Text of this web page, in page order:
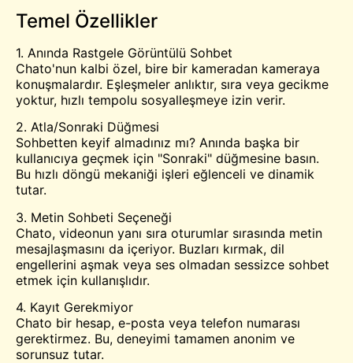
Temel Özellikler
1. Anında Rastgele Görüntülü Sohbet
Chato'nun kalbi özel, bire bir kameradan kameraya
konuşmalardır. Eşleşmeler anlıktır, sıra veya gecikme
yoktur, hızlı tempolu sosyalleşmeye izin verir.
2. Atla/Sonraki Düğmesi
Sohbetten keyif almadınız mı? Anında başka bir
kullanıcıya geçmek için "Sonraki" düğmesine basın.
Bu hızlı döngü mekaniği işleri eğlenceli ve dinamik
tutar.
3. Metin Sohbeti Seçeneği
Chato, videonun yanı sıra oturumlar sırasında metin
mesajlaşmasını da içeriyor. Buzları kırmak, dil
engellerini aşmak veya ses olmadan sessizce sohbet
etmek için kullanışlıdır.
4. Kayıt Gerekmiyor
Chato bir hesap, e-posta veya telefon numarası
gerektirmez. Bu, deneyimi tamamen anonim ve
sorunsuz tutar.